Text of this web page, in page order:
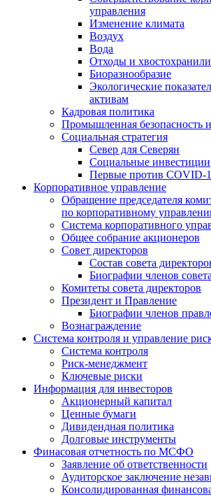
управления
Изменение климата
Воздух
Вода
Отходы и
Биоразнообразие
Экологические
активам
Кадровая политика
Промышленная безопасность
Социальная стратегия
Север для Северян
Социальные инвестиции
Первые против
Корпоративное управление
Обращение председателя
по корпоративному
Система корпоративного
Общее собрание акционеров
Совет директоров
Состав совета
Биографии членов
Комитеты совета директоров
Президент и Правление
Биографии членов
Вознаграждение
Система контроля и управление
Система контроля
Риск-менеджмент
Ключевые риски
Информация для инвесторов
Акционерный капитал
Ценные бумаги
Дивидендная политика
Долговые инструменты
Финасовая отчетность по МСФО
Заявление об ответственности
Аудиторское заключение
Консолидированная